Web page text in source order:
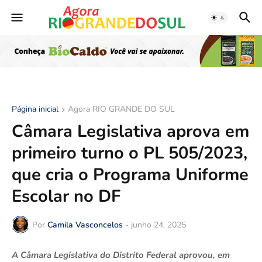
Página inicial Agora RIO GRANDE DO SUL
Câmara Legislativa aprova em
primeiro turno o PL 505/2023,
que cria o Programa Uniforme
Escolar no DF
Por Camila Vasconcelos - junho 24, 2025
A Câmara Legislativa do Distrito Federal aprovou, em